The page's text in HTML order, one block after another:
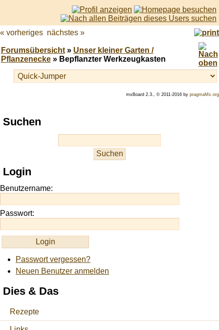
« vorheriges nächstes »
Forumsübersicht» Unser kleiner Garten /
Pflanzenecke» Bepflanzter Werkzeugkasten
mxBoard 2.3., © 2011-2016 by pragmaMx.org
Play
best
site
https://onlineslots.money/
Suchen
Login
Benutzername:
Passwort:
Passwort vergessen?
Neuen Benutzer anmelden
Dies & Das
Rezepte